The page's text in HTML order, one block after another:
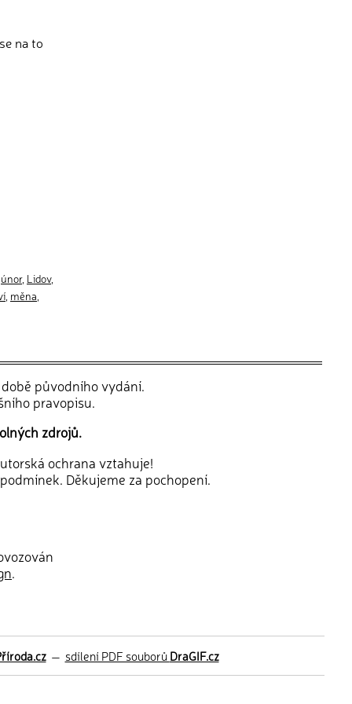
na to
únor, Lidov,
měna
původního vydání.
pravopisu.
zdrojů.
ochrana vztahuje!
Děkujeme za pochopení.
.
— sdílení PDF souborůDraGIF.cz